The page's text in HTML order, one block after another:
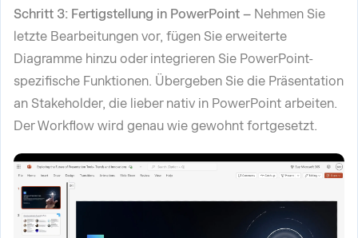
Schritt 3: Fertigstellung in PowerPoint – Nehmen Sie
letzte Bearbeitungen vor, fügen Sie erweiterte
Diagramme hinzu oder integrieren Sie PowerPoint-
spezifische Funktionen. Übergeben Sie die Präsentation
an Stakeholder, die lieber nativ in PowerPoint arbeiten.
Der Workflow wird genau wie gewohnt fortgesetzt.